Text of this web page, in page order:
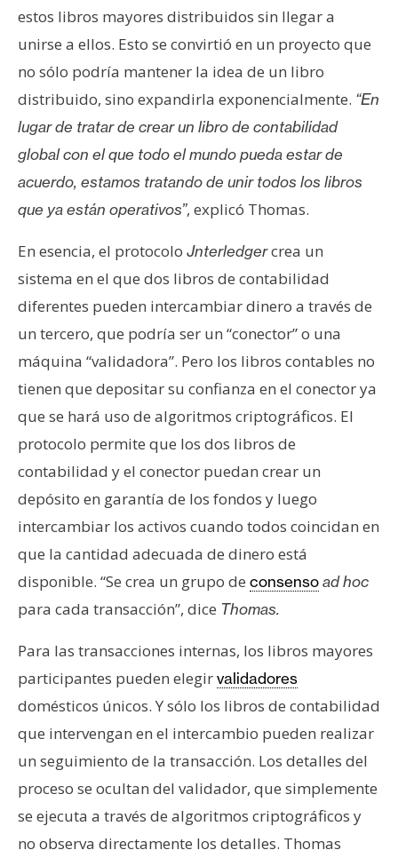
estos libros mayores distribuidos sin llegar a
unirse a ellos. Esto se convirtió en un proyecto que
no sólo podría mantener la idea de un libro
distribuido, sino expandirla exponencialmente. “En
lugar de tratar de crear un libro de contabilidad
global con el que todo el mundo pueda estar de
acuerdo, estamos tratando de unir todos los libros
que ya están operativos”, explicó Thomas.
En esencia, el protocolo Jnterledgercrea un
sistema en el que dos libros de contabilidad
diferentes pueden intercambiar dinero a través de
un tercero, que podría ser un “conector” o una
máquina “validadora”. Pero los libros contables no
tienen que depositar su confianza en el conector ya
que se hará uso de algoritmos criptográficos. El
protocolo permite que los dos libros de
contabilidad y el conector puedan crear un
depósito en garantía de los fondos y luego
intercambiar los activos cuando todos coincidan en
que la cantidad adecuada de dinero está
disponible. “Se crea un grupo de consensoad hoc
para cada transacción”, dice Thomas.
Para las transacciones internas, los libros mayores
participantes pueden elegirvalidadores
domésticos únicos. Y sólo los libros de contabilidad
que intervengan en el intercambio pueden realizar
un seguimiento de la transacción. Los detalles del
proceso se ocultan del validador, que simplemente
se ejecuta a través de algoritmos criptográficos y
no observa directamente los detalles. Thomas